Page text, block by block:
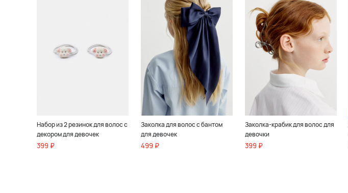
Набор из 2 резинок для волос с
декором для девочек
399 ₽
Заколка для волос с бантом
для девочек
499 ₽
Заколка-крабик для волос для
девочки
399 ₽